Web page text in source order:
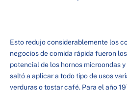
Esto redujo considerablemente los
negocios de comida rápida fueron
potencial de los hornos microondas
saltó a aplicar a todo tipo de usos
verduras o tostar café. Para el año